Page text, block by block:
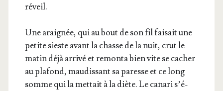
réveil.
Une arai­gnée, qui au bout de son fil fai­sait une
petite sieste avant la chasse de la nuit, crut le
matin déjà arri­vé et remon­ta bien vite se cacher
au pla­fond, mau­dis­sant sa paresse et ce long
somme qui la met­tait à la diète. Le cana­ri s’é­